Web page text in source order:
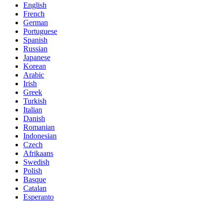
English
French
German
Portuguese
Spanish
Russian
Japanese
Korean
Arabic
Irish
Greek
Turkish
Italian
Danish
Romanian
Indonesian
Czech
Afrikaans
Swedish
Polish
Basque
Catalan
Esperanto